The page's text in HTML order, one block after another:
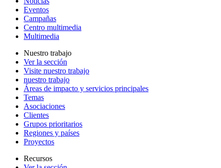
Eventos
Campañas
Centro multimedia
Multimedia
Nuestro trabajo
Ver la sección
Visite nuestro trabajo
nuestro trabajo
Áreas de impacto y servicios principales
Temas
Asociaciones
Clientes
Grupos prioritarios
Regiones y países
Proyectos
Recursos